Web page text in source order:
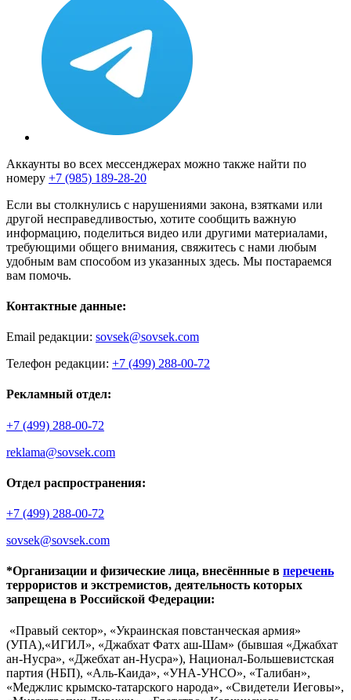
Аккаунты во всех мессенджерах можно также найти по
номеру +7 (985) 189-28-20
Если вы столкнулись с нарушениями закона, взятками или
другой несправедливостью, хотите сообщить важную
информацию, поделиться видео или другими материалами,
требующими общего внимания, свяжитесь с нами любым
удобным вам способом из указанных здесь. Мы постараемся
вам помочь.
Контактные данные:
Email редакции: sovsek@sovsek.com
Телефон редакции: +7 (499) 288-00-72
Рекламный отдел:
+7 (499) 288-00-72
reklama@sovsek.com
Отдел распространения:
+7 (499) 288-00-72
sovsek@sovsek.com
*Организации и физические лица, внесённные в перечень
террористов и экстремистов, деятельность которых
запрещена в Российской Федерации:
«Правый сектор», «Украинская повстанческая армия»
(УПА),«ИГИЛ», «Джабхат Фатх аш-Шам» (бывшая «Джабхат
ан-Нусра», «Джебхат ан-Нусра»), Национал-Большевистская
партия (НБП), «Аль-Каида», «УНА-УНСО», «Талибан»,
«Меджлис крымско-татарского народа», «Свидетели Иеговы»,